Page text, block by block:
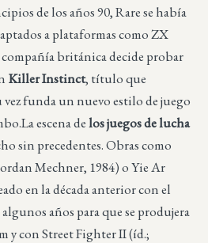
de los años 90, Rare se había
a plataformas como ZX
compañía británica decide probar
Killer Instinct, título que
vez funda un nuevo estilo de juego
La escena delos juegos de lucha
sin precedentes. Obras como
Mechner, 1984) o Yie Ar
en la década anterior con el
años para que se produjera
y con Street Fighter II (íd.;
Más sobre este libro